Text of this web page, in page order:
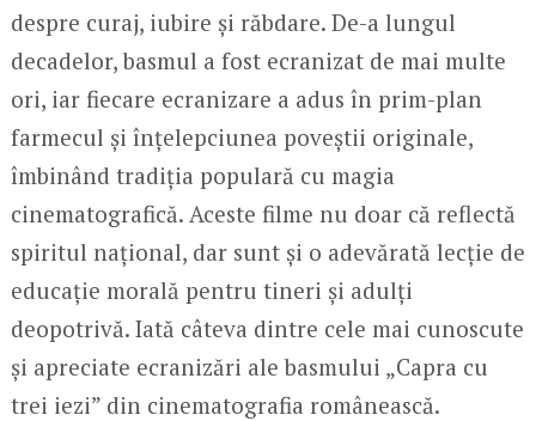
despre curaj, iubire și răbdare. De-a lungul
decadelor, basmul a fost ecranizat de mai multe
ori, iar fiecare ecranizare a adus în prim-plan
farmecul și înțelepciunea poveștii originale,
îmbinând tradiția populară cu magia
cinematografică. Aceste filme nu doar că reflectă
spiritul național, dar sunt și o adevărată lecție de
educație morală pentru tineri și adulți
deopotrivă. Iată câteva dintre cele mai cunoscute
și apreciate ecranizări ale basmului „Capra cu
trei iezi” din cinematografia românească.